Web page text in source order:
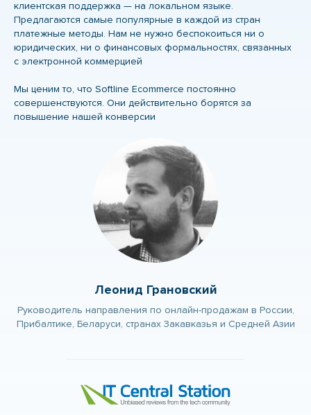
клиентская поддержка — на локальном языке.
Предлагаются самые популярные в каждой из стран
платежные методы. Нам не нужно беспокоиться ни о
юридических, ни о финансовых формальностях, связанных
с электронной коммерцией
Мы ценим то, что Softline Ecommerce постоянно
совершенствуются. Они действительно борятся за
повышение нашей конверсии
Леонид Грановский
Руководитель направления по онлайн-продажам в России,
Прибалтике, Беларуси, странах Закавказья и Средней Азии